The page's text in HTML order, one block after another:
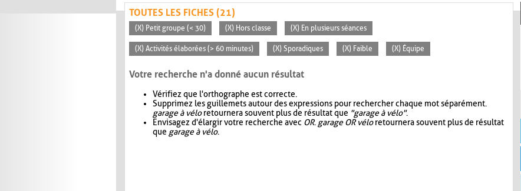
TOUTES LES FICHES (21)
(X) Petit groupe (< 30) (X) Hors classe (X) En plusieurs séances
(X) Activités élaborées (> 60 minutes) (X) Sporadiques (X) Faible (X) Équipe
Votre recherche n'a donné aucun résultat
Vérifiez que l'orthographe est correcte.
Supprimez les guillemets autour des expressions pour rechercher chaque mot séparément.
garage à véloretournera souvent plus de résultat que "garage à vélo".
Envisagez d'élargir votre recherche avec OR. garage OR véloretournera souvent plus de résultat
que garage à vélo.